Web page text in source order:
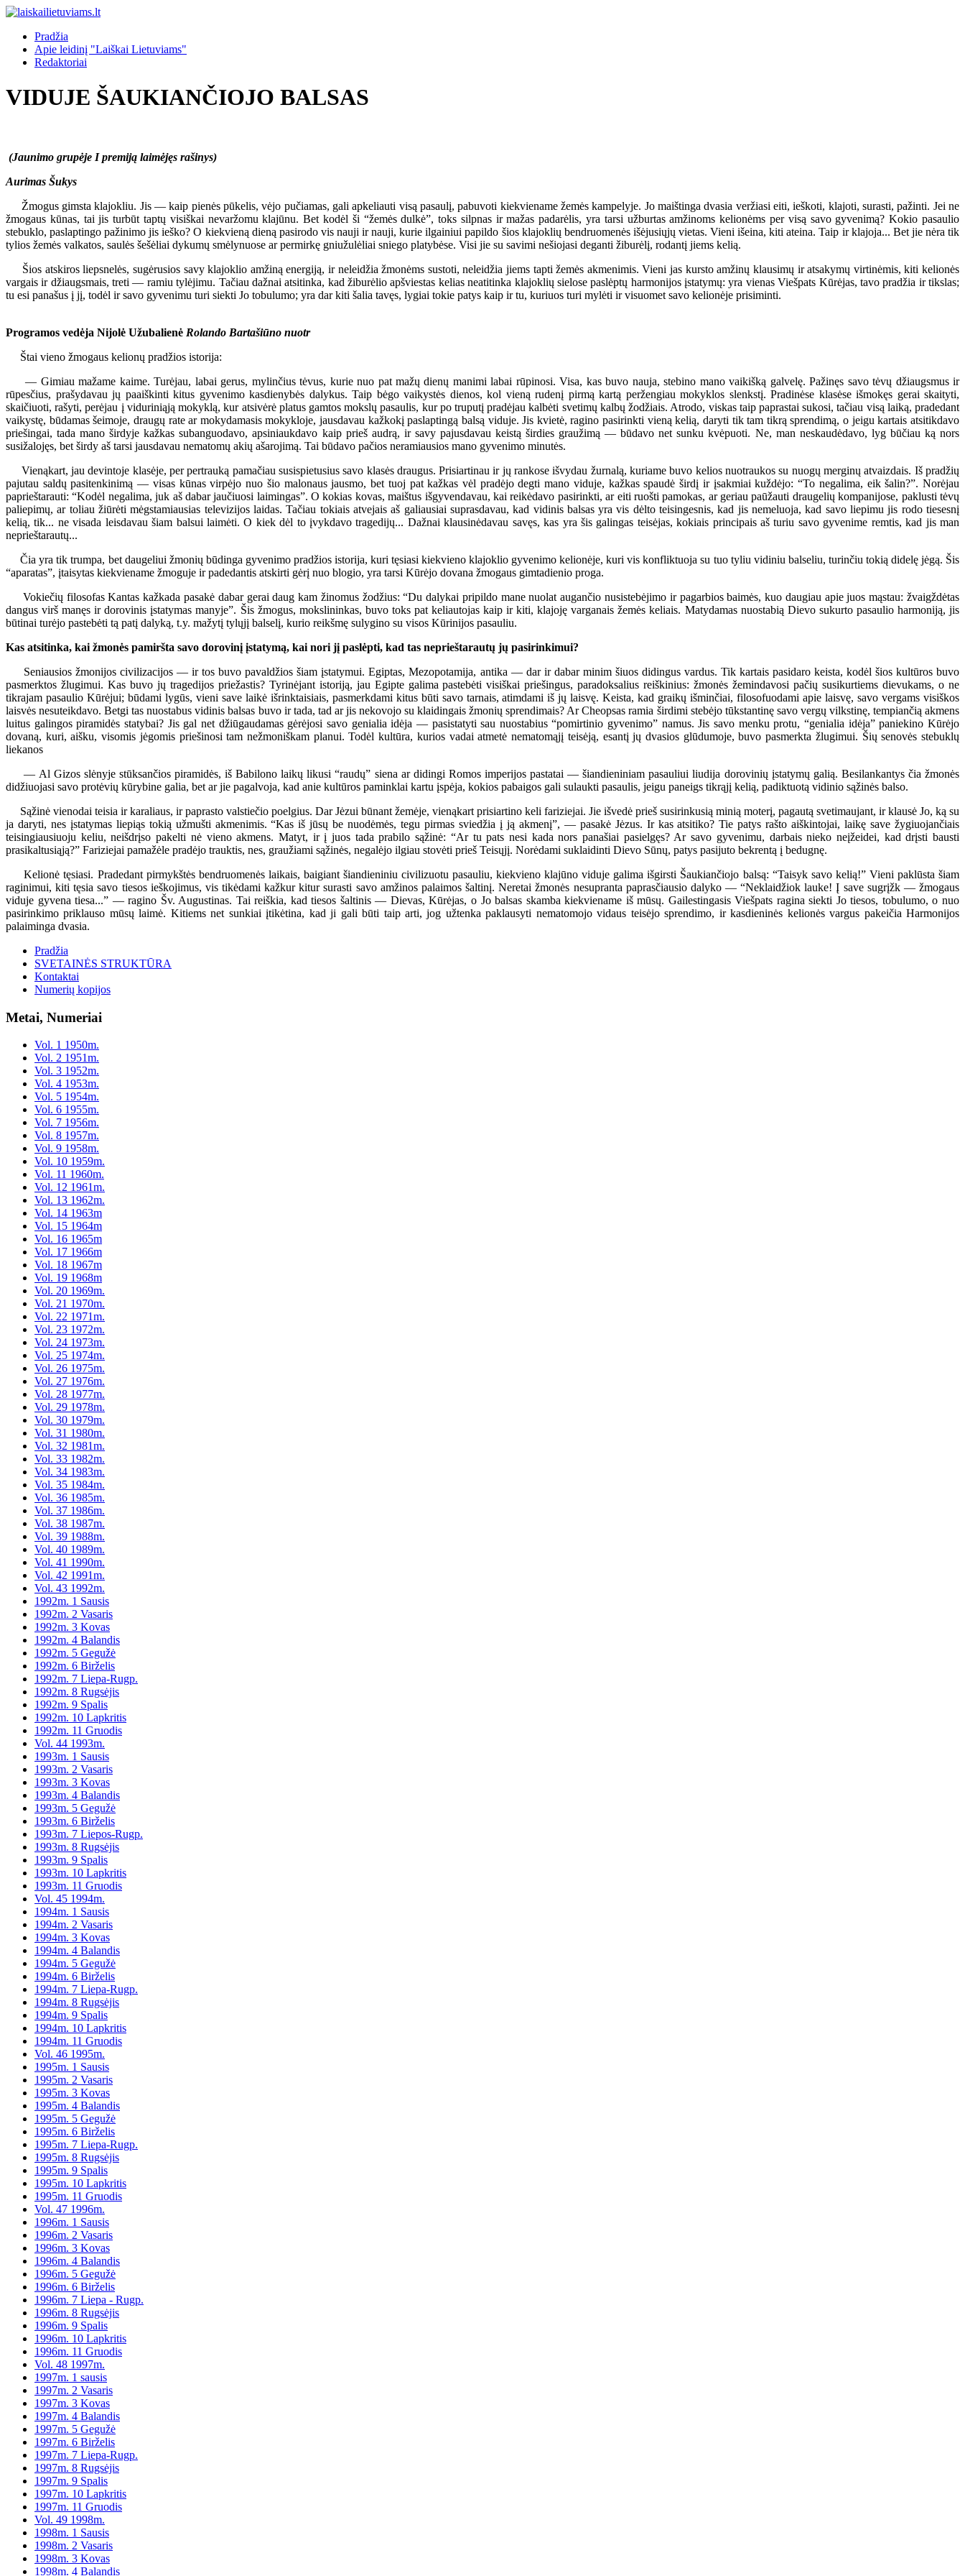
Pradžia
Apie leidinį "Laiškai Lietuviams"
Redaktoriai
VIDUJE ŠAUKIANČIOJO BALSAS
(Jaunimo grupėje I premiją laimėjęs rašinys)
Aurimas Šukys
Žmogus gimsta klajokliu. Jis — kaip pienės pūkelis, vėjo pučiamas, gali apkeliauti visą pasaulį, pabuvoti kiekviename žemės kampelyje. Jo maištinga dvasia veržiasi eiti, ieškoti, klajoti, surasti, pažinti. Jei ne
žmogaus kūnas, tai jis turbūt taptų visiškai nevaržomu klajūnu. Bet kodėl ši “žemės dulkė”, toks silpnas ir mažas padarėlis, yra tarsi užburtas amžinoms kelionėms per visą savo gyvenimą? Kokio pasaulio
stebuklo, paslaptingo pažinimo jis ieško? O kiekvieną dieną pasirodo vis nauji ir nauji, kurie ilgainiui papildo šios klajoklių bendruomenės išėjusiųjų vietas. Vieni išeina, kiti ateina. Taip ir klajoja... Bet jie nėra tik
tylios žemės valkatos, saulės šešėliai dykumų smėlynuose ar permirkę gniužulėliai sniego platybėse. Visi jie su savimi nešiojasi deganti žiburėlį, rodantį jiems kelią.
Šios atskiros liepsnelės, sugėrusios savy klajoklio amžiną energiją, ir neleidžia žmonėms sustoti, neleidžia jiems tapti žemės akmenimis. Vieni jas kursto amžinų klausimų ir atsakymų virtinėmis, kiti kelionės
vargais ir džiaugsmais, treti — ramiu tylėjimu. Tačiau dažnai atsitinka, kad žiburėlio apšviestas kelias neatitinka klajoklių sielose paslėptų harmonijos įstatymų: yra vienas Viešpats Kūrėjas, tavo pradžia ir tikslas;
tu esi panašus į jį, todėl ir savo gyvenimu turi siekti Jo tobulumo; yra dar kiti šalia tavęs, lygiai tokie patys kaip ir tu, kuriuos turi mylėti ir visuomet savo kelionėje prisiminti.
Programos vedėja Nijolė Užubalienė Rolando Bartašiūno nuotr
Štai vieno žmogaus kelionų pradžios istorija:
— Gimiau mažame kaime. Turėjau, labai gerus, mylinčius tėvus, kurie nuo pat mažų dienų manimi labai rūpinosi. Visa, kas buvo nauja, stebino mano vaikišką galvelę. Pažinęs savo tėvų džiaugsmus ir
rūpesčius, prašydavau jų paaiškinti kitus gyvenimo kasdienybės dalykus. Taip bėgo vaikystės dienos, kol vieną rudenį pirmą kartą peržengiau mokyklos slenkstį. Pradinėse klasėse išmokęs gerai skaityti,
skaičiuoti, rašyti, perėjau į viduriniąją mokyklą, kur atsivėrė platus gamtos mokslų pasaulis, kur po truputį pradėjau kalbėti svetimų kalbų žodžiais. Atrodo, viskas taip paprastai sukosi, tačiau visą laiką, pradedant
vaikystę, būdamas šeimoje, draugų rate ar mokydamasis mokykloje, jausdavau kažkokį paslaptingą balsą viduje. Jis kvietė, ragino pasirinkti vieną kelią, daryti tik tam tikrą sprendimą, o jeigu kartais atsitikdavo
priešingai, tada mano širdyje kažkas subanguodavo, apsiniaukdavo kaip prieš audrą, ir savy pajusdavau keistą širdies graužimą — būdavo net sunku kvėpuoti. Ne, man neskaudėdavo, lyg būčiau ką nors
susižalojęs, bet širdy aš tarsi jausdavau nematomų akių ašarojimą. Tai būdavo pačios neramiausios mano gyvenimo minutės.
Vienąkart, jau devintoje klasėje, per pertrauką pamačiau susispietusius savo klasės draugus. Prisiartinau ir jų rankose išvydau žurnalą, kuriame buvo kelios nuotraukos su nuogų merginų atvaizdais. Iš pradžių
pajutau saldų pasitenkinimą — visas kūnas virpėjo nuo šio malonaus jausmo, bet tuoj pat kažkas vėl pradėjo degti mano viduje, kažkas spaudė širdį ir įsakmiai kuždėjo: “To negalima, eik šalin?”. Norėjau
paprieštarauti: “Kodėl negalima, juk aš dabar jaučiuosi laimingas”. O kokias kovas, maištus išgyvendavau, kai reikėdavo pasirinkti, ar eiti ruošti pamokas, ar geriau paūžauti draugelių kompanijose, paklusti tėvų
paliepimų, ar toliau žiūrėti mėgstamiausias televizijos laidas. Tačiau tokiais atvejais aš galiausiai suprasdavau, kad vidinis balsas yra vis dėlto teisingesnis, kad jis nemeluoja, kad savo liepimu jis rodo tiesesnį
kelią, tik... ne visada leisdavau šiam balsui laimėti. O kiek dėl to įvykdavo tragedijų... Dažnai klausinėdavau savęs, kas yra šis galingas teisėjas, kokiais principais aš turiu savo gyvenime remtis, kad jis man
neprieštarautų...
Čia yra tik trumpa, bet daugeliui žmonių būdinga gyvenimo pradžios istorija, kuri tęsiasi kiekvieno klajoklio gyvenimo kelionėje, kuri vis konfliktuoja su tuo tyliu vidiniu balseliu, turinčiu tokią didelę jėgą. Šis
“aparatas”, įtaisytas kiekviename žmoguje ir padedantis atskirti gėrį nuo blogio, yra tarsi Kūrėjo dovana žmogaus gimtadienio proga.
Vokiečių filosofas Kantas kažkada pasakė dabar gerai daug kam žinomus žodžius: “Du dalykai pripildo mane nuolat augančio nusistebėjimo ir pagarbios baimės, kuo daugiau apie juos mąstau: žvaigždėtas
dangus virš manęs ir dorovinis įstatymas manyje”. Šis žmogus, mokslininkas, buvo toks pat keliautojas kaip ir kiti, klajoję varganais žemės keliais. Matydamas nuostabią Dievo sukurto pasaulio harmoniją, jis
būtinai turėjo pastebėti tą patį dalyką, t.y. mažytį tylųjį balselį, kurio reikšmę sulygino su visos Kūrinijos pasauliu.
Kas atsitinka, kai žmonės pamiršta savo dorovinį įstatymą, kai nori jį paslėpti, kad tas neprieštarautų jų pasirinkimui?
Seniausios žmonijos civilizacijos — ir tos buvo pavaldžios šiam įstatymui. Egiptas, Mezopotamija, antika — dar ir dabar minim šiuos didingus vardus. Tik kartais pasidaro keista, kodėl šios kultūros buvo
pasmerktos žlugimui. Kas buvo jų tragedijos priežastis? Tyrinėjant istoriją, jau Egipte galima pastebėti visiškai priešingus, paradoksalius reiškinius: žmonės žemindavosi pačių susikurtiems dievukams, o ne
tikrajam pasaulio Kūrėjui; būdami lygūs, vieni save laikė išrinktaisiais, pasmerkdami kitus būti savo tarnais, atimdami iš jų laisvę. Keista, kad graikų išminčiai, filosofuodami apie laisvę, savo vergams visiškos
laisvės nesuteikdavo. Betgi tas nuostabus vidinis balsas buvo ir tada, tad ar jis nekovojo su klaidingais žmonių sprendimais? Ar Cheopsas ramia širdimi stebėjo tūkstantinę savo vergų vilkstinę, tempiančią akmens
luitus galingos piramidės statybai? Jis gal net džiūgaudamas gėrėjosi savo genialia idėja — pasistatyti sau nuostabius “pomirtinio gyvenimo” namus. Jis savo menku protu, “genialia idėja” paniekino Kūrėjo
dovaną, kuri, aišku, visomis jėgomis priešinosi tam nežmoniškam planui. Todėl kultūra, kurios vadai atmetė nematomąjį teisėją, esantį jų dvasios glūdumoje, buvo pasmerkta žlugimui. Šių senovės stebuklų
liekanos
— Al Gizos slėnyje stūksančios piramidės, iš Babilono laikų likusi “raudų” siena ar didingi Romos imperijos pastatai — šiandieniniam pasauliui liudija dorovinių įstatymų galią. Besilankantys čia žmonės
didžiuojasi savo protėvių kūrybine galia, bet ar jie pagalvoja, kad anie kultūros paminklai kartu įspėja, kokios pabaigos gali sulaukti pasaulis, jeigu paneigs tikrąjį kelią, padiktuotą vidinio sąžinės balso.
Sąžinė vienodai teisia ir karaliaus, ir paprasto valstiečio poelgius. Dar Jėzui būnant žemėje, vienąkart prisiartino keli fariziejai. Jie išvedė prieš susirinkusią minią moterį, pagautą svetimaujant, ir klausė Jo, ką su
ja daryti, nes įstatymas liepiąs tokią užmušti akmenimis. “Kas iš jūsų be nuodėmės, tegu pirmas sviedžia į ją akmenį”, — pasakė Jėzus. Ir kas atsitiko? Tie patys rašto aiškintojai, laikę save žygiuojančiais
teisingiausiuoju keliu, neišdrįso pakelti nė vieno akmens. Matyt, ir į juos tada prabilo sąžinė: “Ar tu pats nesi kada nors panašiai pasielgęs? Ar savo gyvenimu, darbais nieko neįžeidei, kad drįsti bausti
prasikaltusiąją?” Fariziejai pamažėle pradėjo trauktis, nes, graužiami sąžinės, negalėjo ilgiau stovėti prieš Teisųjį. Norėdami suklaidinti Dievo Sūnų, patys pasijuto bekrentą į bedugnę.
Kelionė tęsiasi. Pradedant pirmykštės bendruomenės laikais, baigiant šiandieniniu civilizuotu pasauliu, kiekvieno klajūno viduje galima išgirsti Šaukiančiojo balsą: “Taisyk savo kelią!” Vieni paklūsta šiam
raginimui, kiti tęsia savo tiesos ieškojimus, vis tikėdami kažkur kitur surasti savo amžinos palaimos šaltinį. Neretai žmonės nesupranta paprasčiausio dalyko — “Neklaidžiok lauke! Į save sugrįžk — žmogaus
viduje gyvena tiesa...” — ragino Šv. Augustinas. Tai reiškia, kad tiesos šaltinis — Dievas, Kūrėjas, o Jo balsas skamba kiekviename iš mūsų. Gailestingasis Viešpats ragina siekti Jo tiesos, tobulumo, o nuo
pasirinkimo priklauso mūsų laimė. Kitiems net sunkiai įtikėtina, kad ji gali būti taip arti, jog užtenka paklausyti nematomojo vidaus teisėjo sprendimo, ir kasdieninės kelionės vargus pakeičia Harmonijos
palaiminga dvasia.
Pradžia
SVETAINĖS STRUKTŪRA
Kontaktai
Numerių kopijos
Metai, Numeriai
Vol. 1 1950m.
Vol. 2 1951m.
Vol. 3 1952m.
Vol. 4 1953m.
Vol. 5 1954m.
Vol. 6 1955m.
Vol. 7 1956m.
Vol. 8 1957m.
Vol. 9 1958m.
Vol. 10 1959m.
Vol. 11 1960m.
Vol. 12 1961m.
Vol. 13 1962m.
Vol. 14 1963m
Vol. 15 1964m
Vol. 16 1965m
Vol. 17 1966m
Vol. 18 1967m
Vol. 19 1968m
Vol. 20 1969m.
Vol. 21 1970m.
Vol. 22 1971m.
Vol. 23 1972m.
Vol. 24 1973m.
Vol. 25 1974m.
Vol. 26 1975m.
Vol. 27 1976m.
Vol. 28 1977m.
Vol. 29 1978m.
Vol. 30 1979m.
Vol. 31 1980m.
Vol. 32 1981m.
Vol. 33 1982m.
Vol. 34 1983m.
Vol. 35 1984m.
Vol. 36 1985m.
Vol. 37 1986m.
Vol. 38 1987m.
Vol. 39 1988m.
Vol. 40 1989m.
Vol. 41 1990m.
Vol. 42 1991m.
Vol. 43 1992m.
1992m. 1 Sausis
1992m. 2 Vasaris
1992m. 3 Kovas
1992m. 4 Balandis
1992m. 5 Gegužė
1992m. 6 Birželis
1992m. 7 Liepa-Rugp.
1992m. 8 Rugsėjis
1992m. 9 Spalis
1992m. 10 Lapkritis
1992m. 11 Gruodis
Vol. 44 1993m.
1993m. 1 Sausis
1993m. 2 Vasaris
1993m. 3 Kovas
1993m. 4 Balandis
1993m. 5 Gegužė
1993m. 6 Birželis
1993m. 7 Liepos-Rugp.
1993m. 8 Rugsėjis
1993m. 9 Spalis
1993m. 10 Lapkritis
1993m. 11 Gruodis
Vol. 45 1994m.
1994m. 1 Sausis
1994m. 2 Vasaris
1994m. 3 Kovas
1994m. 4 Balandis
1994m. 5 Gegužė
1994m. 6 Birželis
1994m. 7 Liepa-Rugp.
1994m. 8 Rugsėjis
1994m. 9 Spalis
1994m. 10 Lapkritis
1994m. 11 Gruodis
Vol. 46 1995m.
1995m. 1 Sausis
1995m. 2 Vasaris
1995m. 3 Kovas
1995m. 4 Balandis
1995m. 5 Gegužė
1995m. 6 Birželis
1995m. 7 Liepa-Rugp.
1995m. 8 Rugsėjis
1995m. 9 Spalis
1995m. 10 Lapkritis
1995m. 11 Gruodis
Vol. 47 1996m.
1996m. 1 Sausis
1996m. 2 Vasaris
1996m. 3 Kovas
1996m. 4 Balandis
1996m. 5 Gegužė
1996m. 6 Birželis
1996m. 7 Liepa - Rugp.
1996m. 8 Rugsėjis
1996m. 9 Spalis
1996m. 10 Lapkritis
1996m. 11 Gruodis
Vol. 48 1997m.
1997m. 1 sausis
1997m. 2 Vasaris
1997m. 3 Kovas
1997m. 4 Balandis
1997m. 5 Gegužė
1997m. 6 Birželis
1997m. 7 Liepa-Rugp.
1997m. 8 Rugsėjis
1997m. 9 Spalis
1997m. 10 Lapkritis
1997m. 11 Gruodis
Vol. 49 1998m.
1998m. 1 Sausis
1998m. 2 Vasaris
1998m. 3 Kovas
1998m. 4 Balandis